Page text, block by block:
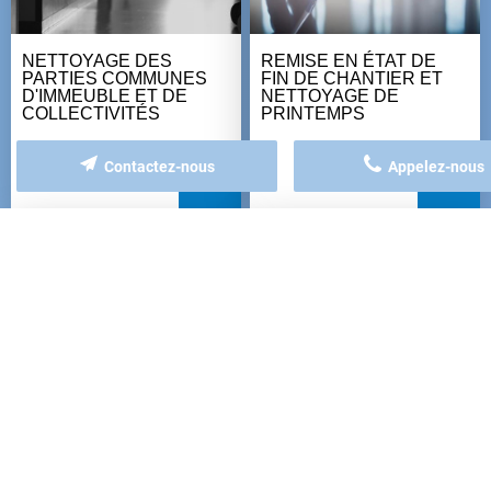
NETTOYAGE DES
PARTIES COMMUNES
D'IMMEUBLE ET DE
COLLECTIVITÉS
+
REMISE EN ÉTAT DE
FIN DE CHANTIER ET
NETTOYAGE DE
PRINTEMPS
+
Appelez-nous
Contactez-nous